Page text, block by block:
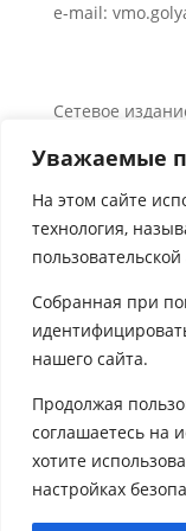
Уважаемые
На этом сайте
технология,
Собранная при
нашего сайта.
Продолжая
соглашаетесь на
хотите
настройках
e-mail:
Сетевое
Об
© 2024 Все